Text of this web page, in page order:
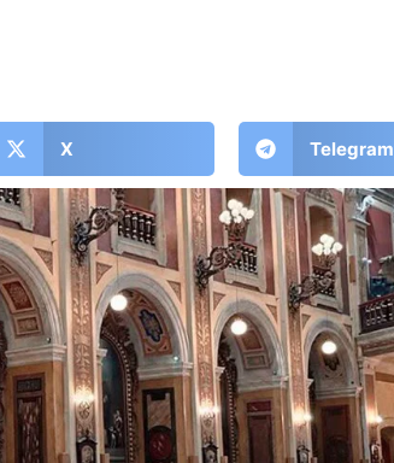
X Telegram